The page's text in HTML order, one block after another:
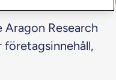
Aragon Research